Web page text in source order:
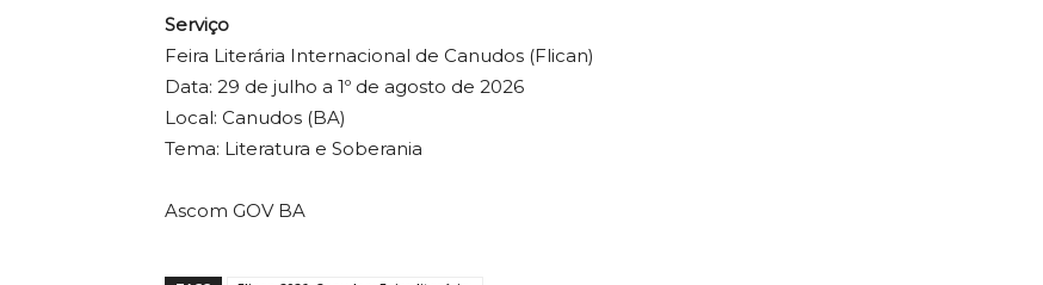
Serviço
Feira Literária Internacional de Canudos (Flican)
Data: 29 de julho a 1º de agosto de 2026
Local: Canudos (BA)
Tema: Literatura e Soberania
Ascom GOV BA